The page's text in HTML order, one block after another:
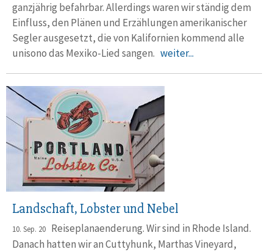
ganzjährig befahrbar. Allerdings waren wir ständig dem
Einfluss, den Plänen und Erzählungen amerikanischer
Segler ausgesetzt, die von Kalifornien kommend alle
unisono das Mexiko-Lied sangen. weiter...
Landschaft, Lobster und Nebel
10. Sep. 20 Reiseplanaenderung. Wir sind in Rhode Island.
Danach hatten wir an Cuttyhunk, Marthas Vineyard,